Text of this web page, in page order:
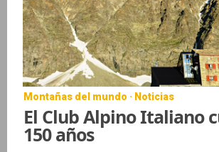
Montañas del mundo · Noticias
El Club Alpino Italiano
150 años